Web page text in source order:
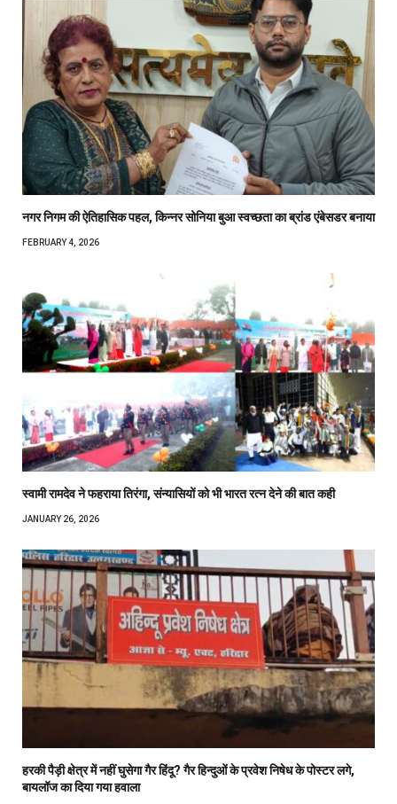
नगर निगम की ऐतिहासिक पहल, किन्नर सोनिया बुआ स्वच्छता का ब्रांड एंबेसडर बनाया
FEBRUARY 4, 2026
स्वामी रामदेव ने फहराया तिरंगा, संन्यासियों को भी भारत रत्न देने की बात कही
JANUARY 26, 2026
हरकी पैड़ी क्षेत्र में नहीं घुसेगा गैर हिंदू? गैर हिन्दुओं के प्रवेश निषेध के पोस्टर लगे,
बायलॉज का दिया गया हवाला